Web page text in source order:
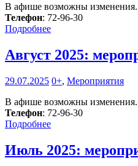
В афише возможны изменения.
Телефон: 72-96-30
Подробнее
Август 2025:
29.07.2025 0+, Мероприятия
В афише возможны изменения.
Телефон: 72-96-30
Подробнее
Июль 2025: